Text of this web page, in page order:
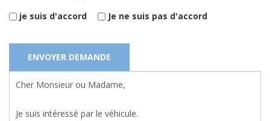
je suis d'accord
Je ne suis pas d'accord
ENVOYER DEMANDE